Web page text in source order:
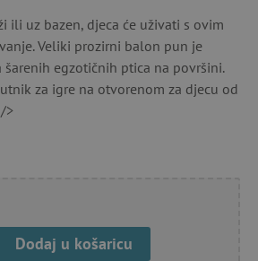
ili uz bazen, djeca će uživati s ovim
Veliki prozirni balon pun je
egzotičnih ptica na površini.
za igre na otvorenom za djecu od
>
Dodaj u košaricu